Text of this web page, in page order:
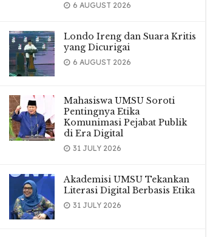
6 AUGUST 2026
Londo Ireng dan Suara Kritis
yang Dicurigai
6 AUGUST 2026
Mahasiswa UMSU Soroti
Pentingnya Etika
Komunimasi Pejabat Publik
di Era Digital
31 JULY 2026
Akademisi UMSU Tekankan
Literasi Digital Berbasis Etika
31 JULY 2026